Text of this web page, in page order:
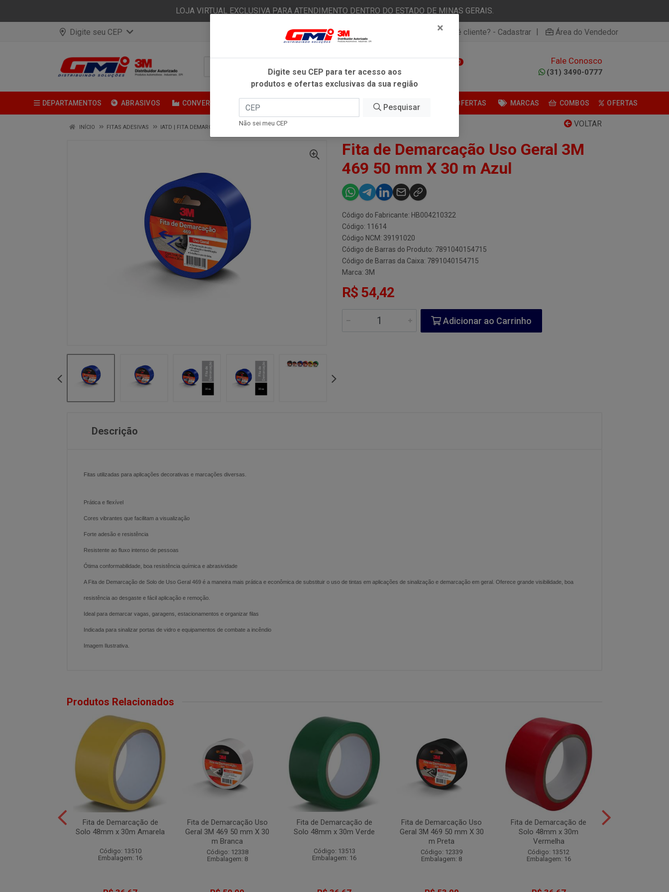
LOJA VIRTUAL EXCLUSIVA PARA ATENDIMENTO DENTRO DO ESTADO DE MINAS GERAIS.
Digite seu CEP Já é cliente? - Entrar Não é cliente? - Cadastrar | Área do Vendedor
0 Fale Conosco
(31) 3490-0777
DEPARTAMENTOS ABRASIVOS CONVERSÃO FITAS ADESIVAS ESTÉTICA AUTOMOTIVA OFERTAS MARCAS COMBOS OFERTAS
VOLTAR
INÍCIO FITAS ADESIVAS IATD | FITA DEMARCACAO DE SOLO FITA DE DEMARCAÇÃO USO GERAL 3M 469 50 MM X 30 M AZUL
Fita de Demarcação Uso Geral 3M
469 50 mm X 30 m Azul
Código do Fabricante: HB004210322
Código: 11614
Código NCM: 39191020
Código de Barras do Produto: 7891040154715
Código de Barras da Caixa: 7891040154715
Marca: 3M
R$ 54,42
Adicionar ao Carrinho
Descrição
Fitas utilizadas para aplicações decorativas e marcações diversas.
Prática e flexível
Cores vibrantes que facilitam a visualização
Forte adesão e resistência
Resistente ao fluxo intenso de pessoas
Ótima conformabilidade, boa resistência química e abrasividade
A Fita de Demarcação de Solo de Uso Geral 469 é a maneira mais prática e econômica de substituir o uso de tintas em aplicações de sinalização e demarcação em geral. Oferece grande visibilidade, boa
resistência ao desgaste e fácil aplicação e remoção.
Ideal para demarcar vagas, garagens, estacionamentos e organizar filas
Indicada para sinalizar portas de vidro e equipamentos de combate a incêndio
Imagem Ilustrativa.
Produtos Relacionados
Fita de Demarcação de
Solo 48mm x 30m Amarela
Código: 13510
Embalagem: 16
Fita de Demarcação Uso
Geral 3M 469 50 mm X 30
m Branca
Código: 12338
Embalagem: 8
Fita de Demarcação de
Solo 48mm x 30m Verde
Código: 13513
Embalagem: 16
Fita de Demarcação Uso
Geral 3M 469 50 mm X 30
m Preta
Código: 12339
Embalagem: 8
Fita de Demarcação de
Solo 48mm x 30m
Vermelha
Código: 13512
Embalagem: 16
×
Digite seu CEP para ter acesso aos
produtos e ofertas exclusivas da sua região
Pesquisar
Não sei meu CEP